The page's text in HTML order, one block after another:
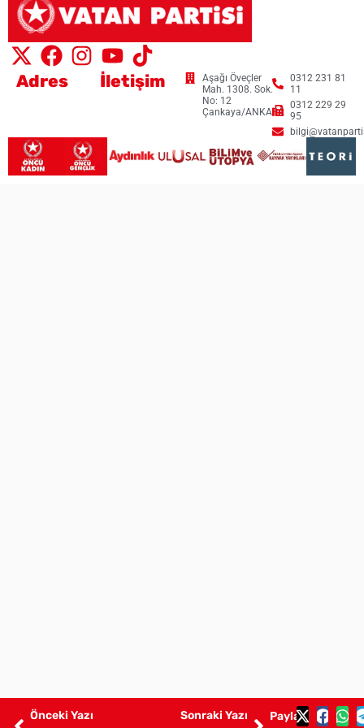
Önceki Yazı Sonraki Yazı Paylaş:
Adres
Aşağı Öveçler
Mah. 1308. Sok.
No: 12
Çankaya/ANKARA
İletişim
0312 231 81
11
0312 229 29
95